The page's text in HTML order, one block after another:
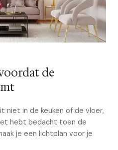
de
niet in de keuken of de vloer,
hebt bedacht toen de
je een lichtplan voor je